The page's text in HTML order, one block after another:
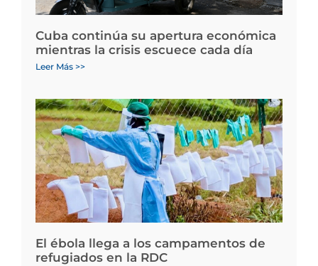
Cuba continúa su apertura económica
mientras la crisis escuece cada día
Leer Más >>
El ébola llega a los campamentos de
refugiados en la RDC